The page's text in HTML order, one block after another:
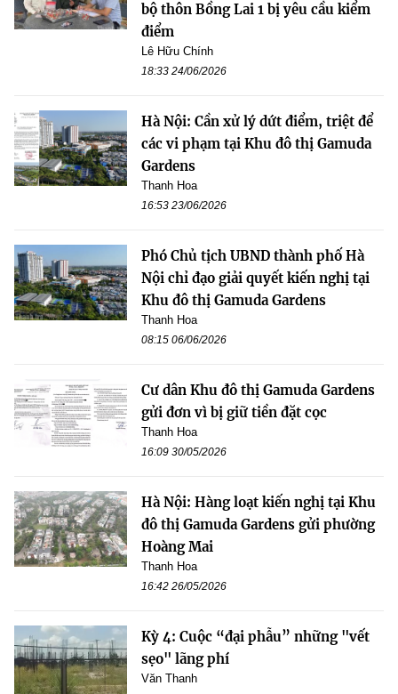
bộ thôn Bồng Lai 1 bị yêu cầu kiểm
điểm
Lê Hữu Chính
18:33 24/06/2026
Hà Nội: Cần xử lý dứt điểm, triệt để
các vi phạm tại Khu đô thị Gamuda
Gardens
Thanh Hoa
16:53 23/06/2026
Phó Chủ tịch UBND thành phố Hà
Nội chỉ đạo giải quyết kiến nghị tại
Khu đô thị Gamuda Gardens
Thanh Hoa
08:15 06/06/2026
Cư dân Khu đô thị Gamuda Gardens
gửi đơn vì bị giữ tiền đặt cọc
Thanh Hoa
16:09 30/05/2026
Hà Nội: Hàng loạt kiến nghị tại Khu
đô thị Gamuda Gardens gửi phường
Hoàng Mai
Thanh Hoa
16:42 26/05/2026
Kỳ 4: Cuộc “đại phẫu” những "vết
sẹo" lãng phí
Văn Thanh